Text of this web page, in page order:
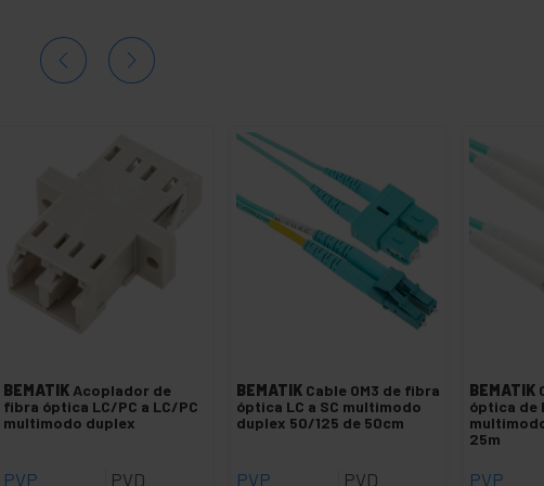
BEMATIK Acoplador de
fibra óptica LC/PC a LC/PC
multimodo duplex
PVP PVD
BEMATIK Cable OM3 de fibra
óptica LC a SC multimodo
duplex 50/125 de 50cm
PVP PVD
BEMATIK
óptica de
25m
PVP